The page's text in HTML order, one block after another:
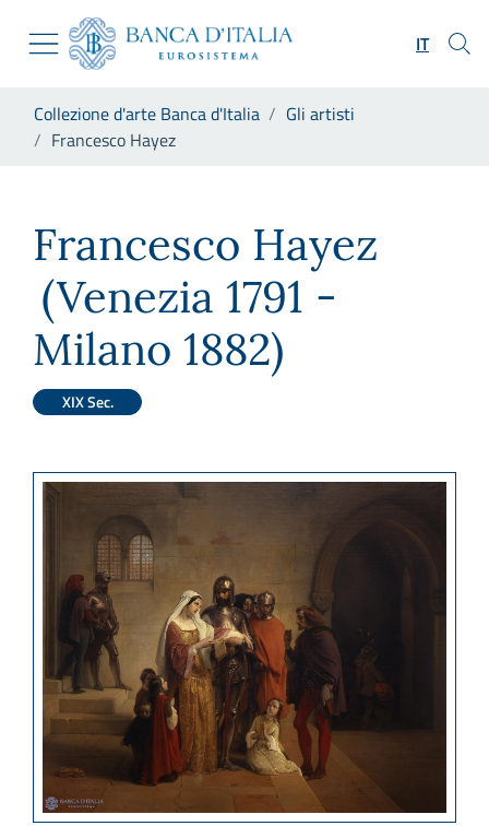
Skip to Main Content
Vai al sito istituzionale
Vai al menu di navigazione
Vai alla ricerca
Vai al footer
IT
Collezione d'arte Banca d'Italia
Gli artisti
Francesco Hayez
Francesco Hayez
(Venezia 1791 -
Milano 1882)
XIX Sec.